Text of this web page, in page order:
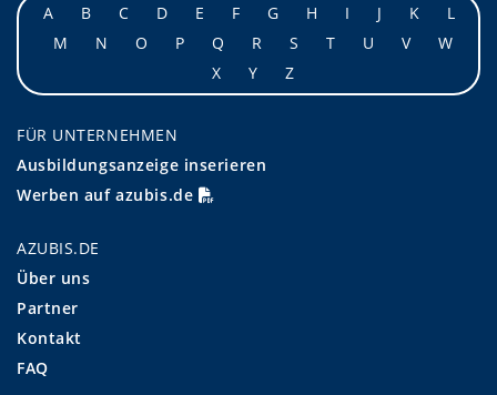
A
B C D E F G H I J K
L
M
N O P Q R S T U V
W
X
Y Z
FÜR UNTERNEHMEN
Ausbildungsanzeige inserieren
Werben auf azubis.de
AZUBIS.DE
Über uns
Partner
Kontakt
FAQ